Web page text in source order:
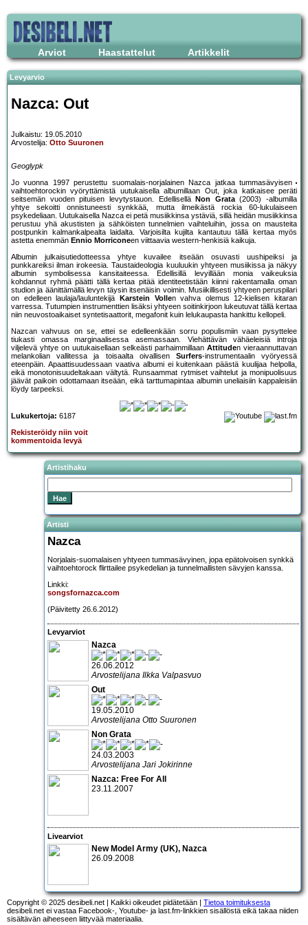
Arviot Haastattelut Artikkelit
Levyarvio
Nazca: Out
Julkaistu: 19.05.2010
Arvostelija: Otto Suuronen
Geoglypk
Jo vuonna 1997 perustettu suomalais-norjalainen Nazca jatkaa tummasävyisen
vaihtoehtorockin vyöryttämistä uutukaisella albumillaan Out, joka katkaisee peräti
seitsemän vuoden pituisen levytystauon. Edellisellä
Non Grata(2003) -albumilla
yhtye sekoitti onnistuneesti synkkää, mutta ilmeikästä rockia 60-lukulaiseen
psykedeliaan. Uutukaisella Nazca ei petä musiikkinsa ystäviä, sillä heidän musiikkinsa
perustuu yhä akustisten ja sähköisten tunnelmien vaihteluihin, jossa on mausteita
postpunkin kalmankalpealta laidalta. Varjoisilta kujilta kantautuu tällä kertaa myös
astetta enemmän Ennio Morriconeen viittaavia western-henkisiä kaikuja.
Albumin julkaisutiedotteessa yhtye kuvailee itseään osuvasti uushipeiksi ja
punkkareiksi ilman irokeesia. Taustaideologia kuuluukin yhtyeen musiikissa ja näkyy
albumin symbolisessa kansitaiteessa. Edellisillä levyillään monia vaikeuksia
kohdannut ryhmä päätti tällä kertaa pitää identiteetistään kiinni rakentamalla oman
studion ja äänittämällä levyn täysin itsenäisin voimin. Musiikillisesti yhtyeen peruspilari
on edelleen laulaja/lauluntekijä
Karstein Vollen vahva olemus 12-kielisen kitaran
varressa. Tutumpien instrumenttien lisäksi yhtyeen soitinkirjoon lukeutuvat tällä kertaa
niin neuvostoaikaiset syntetisaattorit, megafonit kuin lelukaupasta hankittu kellopeli.
Nazcan vahvuus on se, ettei se edelleenkään sorru populismiin vaan pysyttelee
tiukasti omassa marginaalisessa asemassaan. Viehättävän vähäeleisiä introja
viljelevä yhtye on uutukaisellaan selkeästi parhaimmillaan Attituden vieraannuttavan
melankolian vallitessa ja toisaalta oivallisen Surfers-instrumentaalin vyöryessä
eteenpäin. Apaattisuudessaan vaativa albumi ei kuitenkaan päästä kuulijaa helpolla,
eikä monotonisuudeltakaan vältytä. Runsaammat rytmiset vaihtelut ja monipuolisuus
jäävät paikoin odottamaan itseään, eikä tarttumapintaa albumin uneliaisiin kappaleisiin
löydy tarpeeksi.
Lukukertoja: 6187
Rekisteröidy niin voit
kommentoida levyä
Artistihaku
Artisti
Nazca
Norjalais-suomalaisen yhtyeen tummasävyinen, jopa epätoivoisen synkkä
vaihtoehtorock flirttailee psykedelian ja tunnelmallisten sävyjen kanssa.
Linkki:
songsfornazca.com
(Päivitetty 26.6.2012)
Levyarviot
Nazca
26.06.2012
Arvostelijana Ilkka Valpasvuo
Out
19.05.2010
Arvostelijana Otto Suuronen
Non Grata
24.03.2003
Arvostelijana Jari Jokirinne
Nazca: Free For All
23.11.2007
Livearviot
New Model Army (UK), Nazca
26.09.2008
Copyright © 2025 desibeli.net | Kaikki oikeudet pidätetään | Tietoa toimituksesta
desibeli.net ei vastaa Facebook-, Youtube- ja last.fm-linkkien sisällöstä eikä takaa niiden
sisältävän aiheeseen liittyvää materiaalia.